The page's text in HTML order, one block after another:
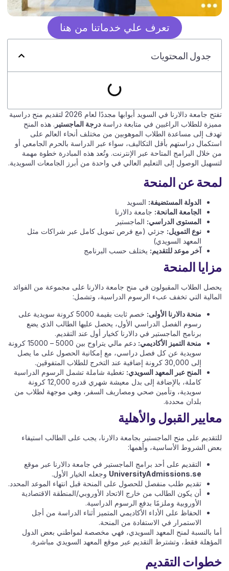
تعرف علي خدماتنا من هنا
جدول المحتويات
تفتح جامعة دالارنا في السويد أبوابها مجددًا لعام 2026 لتقديم منح دراسية
مميزة للطلاب الراغبين في متابعة دراسة درجة الماجستير . هذه المنح
تهدف إلى مساعدة الطلاب الموهوبين من مختلف أنحاء العالم على
استكمال دراستهم بأقل التكاليف، سواء عبر الدراسة بالحرم الجامعي أو
من خلال البرامج المتاحة عبر الإنترنت. وتُعد هذه المبادرة خطوة مهمة
لتسهيل الوصول إلى التعليم العالي في واحدة من أبرز الجامعات السويدية.
لمحة عن المنحة
الدولة المستضيفة: السويد
الجامعة المانحة: جامعة دالارنا
المستوى الدراسي: الماجستير
نوع التمويل: جزئي (مع فرص تمويل كامل عبر شراكات مثل
المعهد السويدي)
آخر موعد للتقديم: يختلف حسب البرنامج
مزايا المنحة
يحصل الطلاب المقبولون في منح جامعة دالارنا على مجموعة من الفوائد
المالية التي تخفف عبء الرسوم الدراسية، وتشمل:
منحة دالارنا الأولى:
خصم ثابت بقيمة 5000 كرونة سويدية على
رسوم الفصل الدراسي الأول، يحصل عليها الطالب الذي يضع
برنامج الماجستير في دالارنا كخيار أول عند التقديم.
منحة التميز الأكاديمي:
دعم مالي يتراوح بين 5000 – 15000 كرونة
سويدية عن كل فصل دراسي، مع إمكانية الحصول على ما يصل
إلى 30,000 كرونة إضافية عند التخرج للطلاب المتفوقين.
المنح عبر المعهد السويدي: تغطية شاملة تشمل الرسوم الدراسية
كاملة، بالإضافة إلى بدل معيشة شهري قدره 12,000 كرونة
سويدية، وتأمين صحي ومصاريف السفر، وهي موجهة لطلاب من
بلدان محددة.
معايير القبول والأهلية
للتقديم على منح الماجستير بجامعة دالارنا، يجب على الطالب استيفاء
بعض الشروط الأساسية، وأهمها:
التقديم على أحد برامج الماجستير في جامعة دالارنا عبر موقع
UniversityAdmissions.se وجعله الخيار الأول.
تقديم طلب منفصل للحصول على المنحة قبل انتهاء الموعد المحدد.
أن يكون الطالب من خارج الاتحاد الأوروبي/المنطقة الاقتصادية
الأوروبية وملزمًا بدفع الرسوم الدراسية.
الحفاظ على الأداء الأكاديمي المتميز أثناء الدراسة من أجل
الاستمرار في الاستفادة من المنحة.
أما بالنسبة لمنح المعهد السويدي، فهي مخصصة لمواطني بعض الدول
المؤهلة فقط، وتشترط التقديم عبر موقع المعهد السويدي مباشرة.
خطوات التقديم